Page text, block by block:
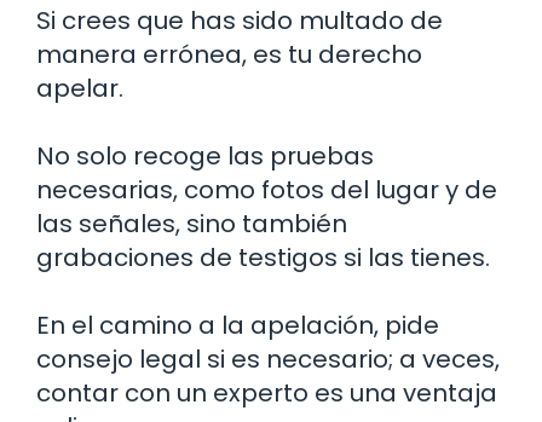
Si crees que has sido multado de
manera errónea, es tu derecho
apelar.
No solo recoge las pruebas
necesarias, como fotos del lugar y de
las señales, sino también
grabaciones de testigos si las tienes.
En el camino a la apelación, pide
consejo legal si es necesario; a veces,
contar con un experto es una ventaja